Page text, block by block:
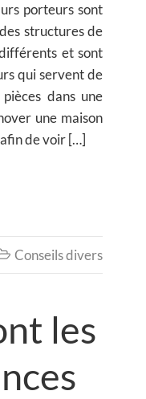
porteurs sont
structures de
et sont
qui servent de
dans une
une maison
de voir […]
Conseils divers
les